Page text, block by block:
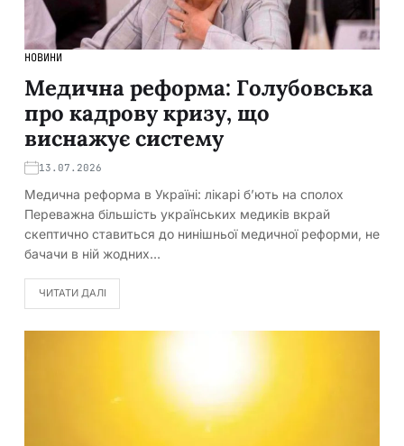
НОВИНИ
Медична реформа: Голубовська
про кадрову кризу, що
виснажує систему
13.07.2026
Медична реформа в Україні: лікарі б’ють на сполох
Переважна більшість українських медиків вкрай
скептично ставиться до нинішньої медичної реформи, не
бачачи в ній жодних…
ЧИТАТИ ДАЛІ